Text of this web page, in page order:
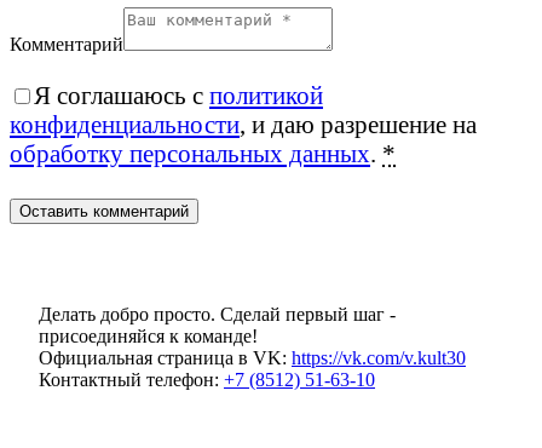
Комментарий
Я соглашаюсь с политикой
конфиденциальности, и даю разрешение на
обработку персональных данных. *
Делать добро просто. Сделай первый шаг -
присоединяйся к команде!
Официальная страница в VK: https://vk.com/v.kult30
Контактный телефон: +7 (8512) 51-63-10